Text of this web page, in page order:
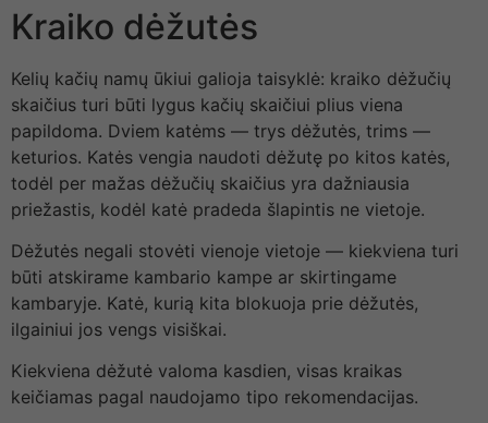
Kraiko dėžutės
Kelių kačių namų ūkiui galioja taisyklė: kraiko dėžučių
skaičius turi būti lygus kačių skaičiui plius viena
papildoma. Dviem katėms — trys dėžutės, trims —
keturios. Katės vengia naudoti dėžutę po kitos katės,
todėl per mažas dėžučių skaičius yra dažniausia
priežastis, kodėl katė pradeda šlapintis ne vietoje.
Dėžutės negali stovėti vienoje vietoje — kiekviena turi
būti atskirame kambario kampe ar skirtingame
kambaryje. Katė, kurią kita blokuoja prie dėžutės,
ilgainiui jos vengs visiškai.
Kiekviena dėžutė valoma kasdien, visas kraikas
keičiamas pagal naudojamo tipo rekomendacijas.